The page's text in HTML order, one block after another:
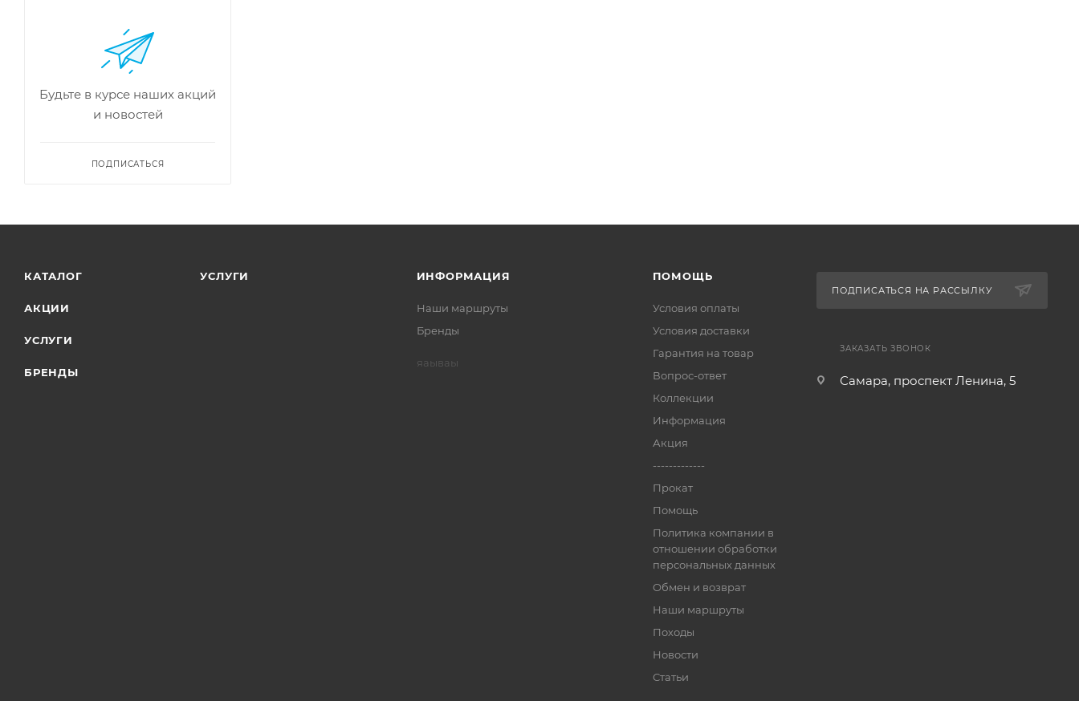
Будьте в курсе наших акций
и новостей
ПОДПИСАТЬСЯ
КАТАЛОГ
АКЦИИ
УСЛУГИ
БРЕНДЫ
УСЛУГИ ИНФОРМАЦИЯ
Наши маршруты
Бренды
яаываы
ПОМОЩЬ
Условия оплаты
Условия доставки
Гарантия на товар
Вопрос-ответ
Коллекции
Информация
Акция
-------------
Прокат
Помощь
Политика компании в
отношении обработки
персональных данных
Обмен и возврат
Наши маршруты
Походы
Новости
Статьи
ПОДПИСАТЬСЯ НА РАССЫЛКУ
ЗАКАЗАТЬ ЗВОНОК
Самара, проспект Ленина, 5